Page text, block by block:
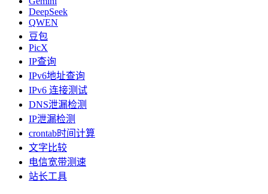
DeepSeek
QWEN
豆包
PicX
IP查询
IPv6地址查询
IPv6 连接测试
DNS泄漏检测
IP泄漏检测
crontab时间计算
文字比较
电信宽带测速
站长工具